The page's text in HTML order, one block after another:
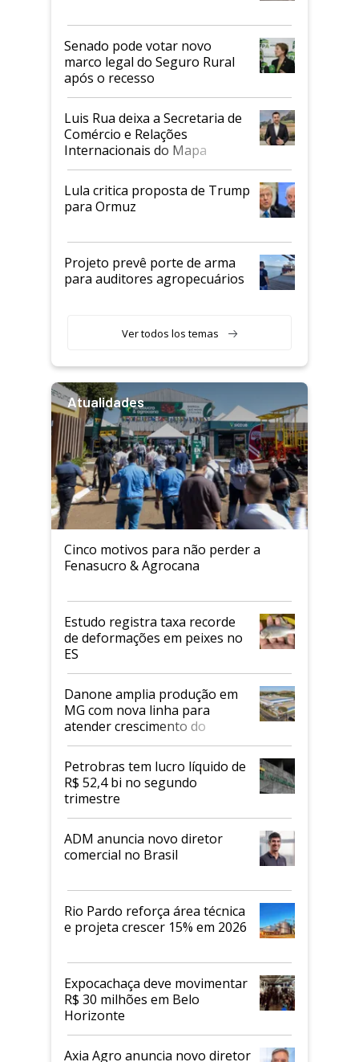
Senado pode votar novo
marco legal do Seguro Rural
após o recesso
Luis Rua deixa a Secretaria de
Comércio e Relações
Internacionais do Mapa
Lula critica proposta de Trump
para Ormuz
Projeto prevê porte de arma
para auditores agropecuários
Ver todos los temas
Atualidades
Cinco motivos para não perder a
Fenasucro & Agrocana
Estudo registra taxa recorde
de deformações em peixes no
ES
Danone amplia produção em
MG com nova linha para
atender crescimento do
mercado de alimentos
proteicos
Petrobras tem lucro líquido de
R$ 52,4 bi no segundo
trimestre
ADM anuncia novo diretor
comercial no Brasil
Rio Pardo reforça área técnica
e projeta crescer 15% em 2026
Expocachaça deve movimentar
R$ 30 milhões em Belo
Horizonte
Axia Agro anuncia novo diretor